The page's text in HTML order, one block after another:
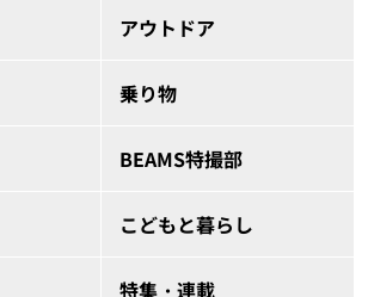
アウトドア
乗り物
BEAMS特撮部
こどもと暮らし
特集・連載